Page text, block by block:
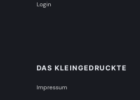
Login
DAS KLEINGEDRUCKTE
Impressum